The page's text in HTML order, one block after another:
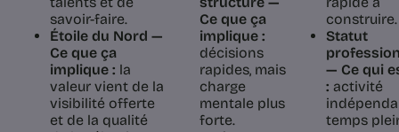
savoir-faire.
Étoile du Nord —
Ce que ça
implique : la
valeur vient de la
visibilité offerte
et de la qualité
Ce que ça
implique :
décisions
rapides, mais
charge
mentale plus
forte.
construire.
Statut
— Ce qui
: activité
temps